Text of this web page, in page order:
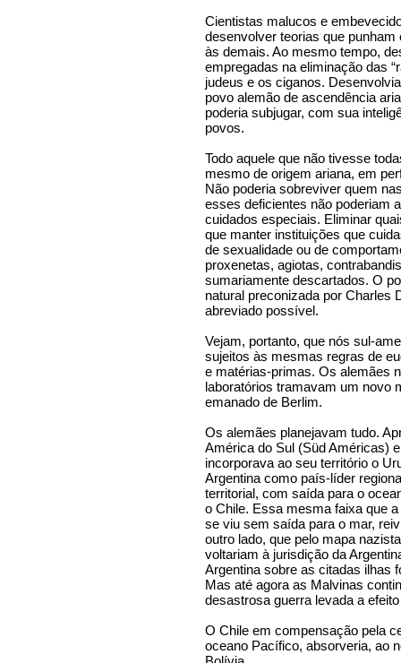
Cientistas malucos e
desenvolver teorias que
às demais. Ao mesmo tempo,
empregadas na eliminação das
judeus e os ciganos.
povo alemão de ascendência
poderia subjugar, com sua
povos.
Todo aquele que não tivesse
mesmo de origem ariana, em
Não poderia sobreviver quem
esses deficientes não poderiam
cuidados especiais. Eliminar
que manter instituições que
de sexualidade ou de
proxenetas, agiotas,
sumariamente descartados. O
natural preconizada por Charles
abreviado possível.
Vejam, portanto, que nós sul-
sujeitos às mesmas regras de
e matérias-primas. Os alemães
laboratórios tramavam um novo
emanado de Berlim.
Os alemães planejavam tudo.
América do Sul (Süd Américas)
incorporava ao seu território o
Argentina como país-líder
territorial, com saída para o
o Chile. Essa mesma faixa que
se viu sem saída para o mar,
outro lado, que pelo mapa
voltariam à jurisdição da
Argentina sobre as citadas ilhas
Mas até agora as Malvinas
desastrosa guerra levada a
O Chile em compensação pela
oceano Pacífico, absorveria, ao